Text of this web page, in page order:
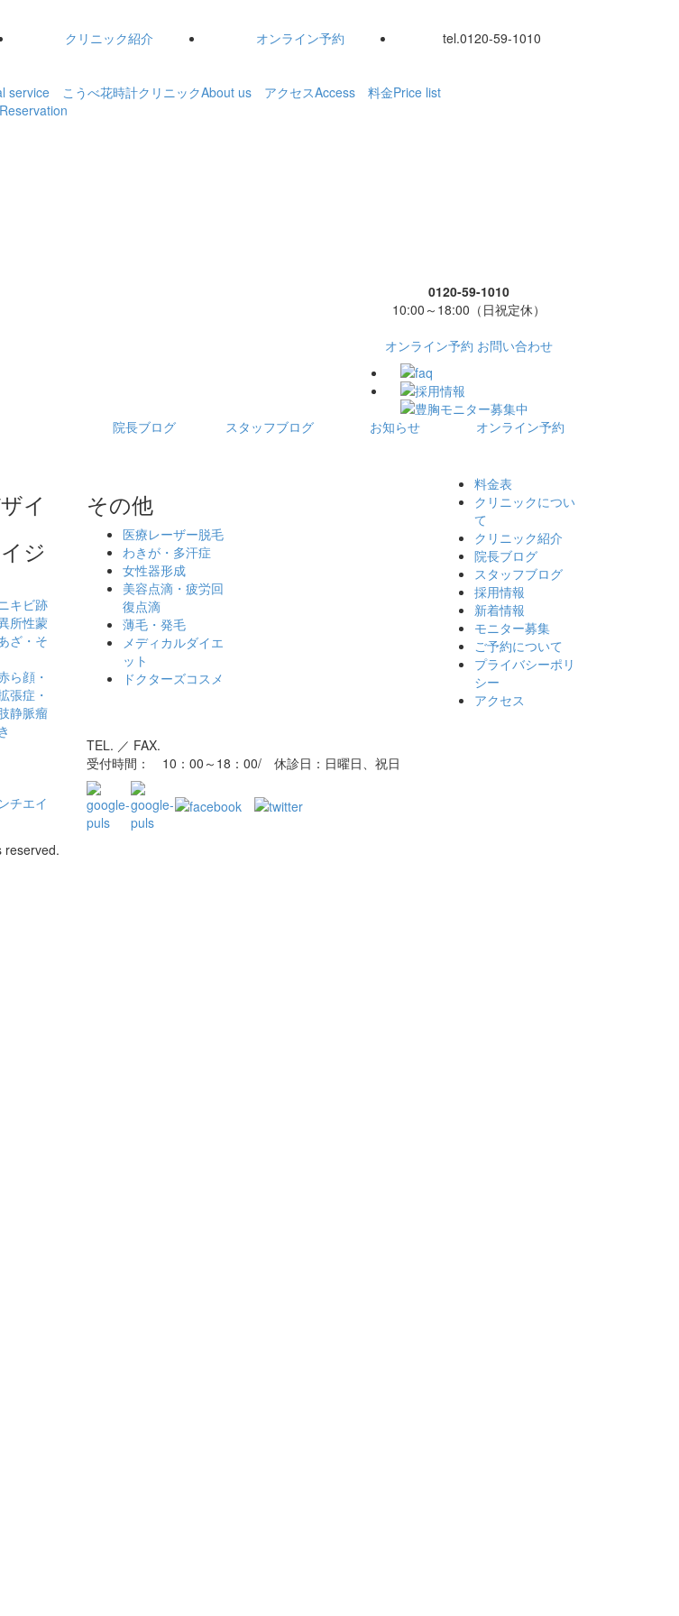
クリニック紹介 オンライン予約 tel.0120-59-1010
service こうべ花時計クリニックAbout us アクセスAccess 料金Price list
Reservation
0120-59-1010
10:00～18:00（日祝定休）
オンライン予約 お問い合わせ
院長ブログ スタッフブログ お知らせ オンライン予約
イ
ジ
キビ跡
所性蒙
ざ・そ
ら顔・
張症・
静脈瘤
チエイ
その他
医療レーザー脱毛
わきが・多汗症
女性器形成
美容点滴・疲労回
復点滴
薄毛・発毛
メディカルダイエ
ット
ドクターズコスメ
料金表
クリニックについ
て
クリニック紹介
院長ブログ
スタッフブログ
採用情報
新着情報
モニター募集
ご予約について
プライバシーポリ
シー
アクセス
TEL. ／ FAX.
受付時間： 10：00～18：00/ 休診日：日曜日、祝日
reserved.